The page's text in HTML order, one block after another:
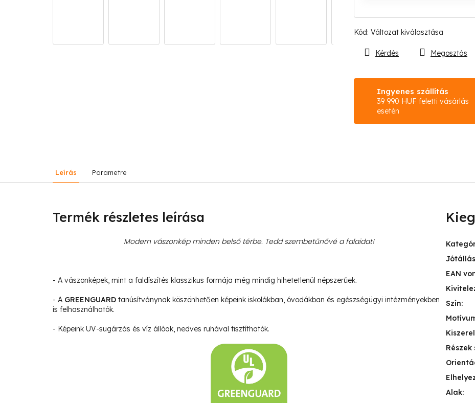
Kód: Változat kiválasztása
Ingyenes szállítás
39 990 HUF feletti vásárlás
esetén
Kérdés Megosztás
Leírás Parametre
Termék részletes leírása
Modern vászonkép minden belső térbe. Tedd szembetűnővé a falaidat!
- A vászonképek, mint a faldíszítés klasszikus formája még mindig hihetetlenül népszerűek.
- A GREENGUARD tanúsítványnak köszönhetően képeink iskolákban, óvodákban és egészségügyi intézményekben
is felhasználhatók.
- Képeink UV-sugárzás és víz állóak, nedves ruhával tisztíthatók.
Jótállás
EAN
Szín:
Részek
Alak: